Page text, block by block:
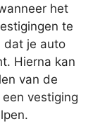
het
te
dat je auto
Hierna kan
van de
vestiging